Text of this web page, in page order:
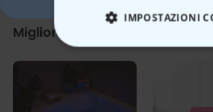
cosmetica personalizzata
unisce perfettamente ordine, stile e il tuo
Perfetta per l'uso quotidiano, per il
E la parte migliore? Niente confusione –
chiaramente: questa borsa è solo
la
In pelle
Con cerniera in metallo dorato lucido
Grana fine saffiano
Materiale: PU
Dimensioni circa 23 x 11 x 11 cm
Migliora il tuo regalo
IMPOSTAZIONI